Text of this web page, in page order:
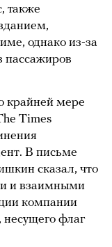
также
однако из-за
пассажиров
крайней мере
Times
В письме
сказал, что
и взаимными
компании
несущего флаг